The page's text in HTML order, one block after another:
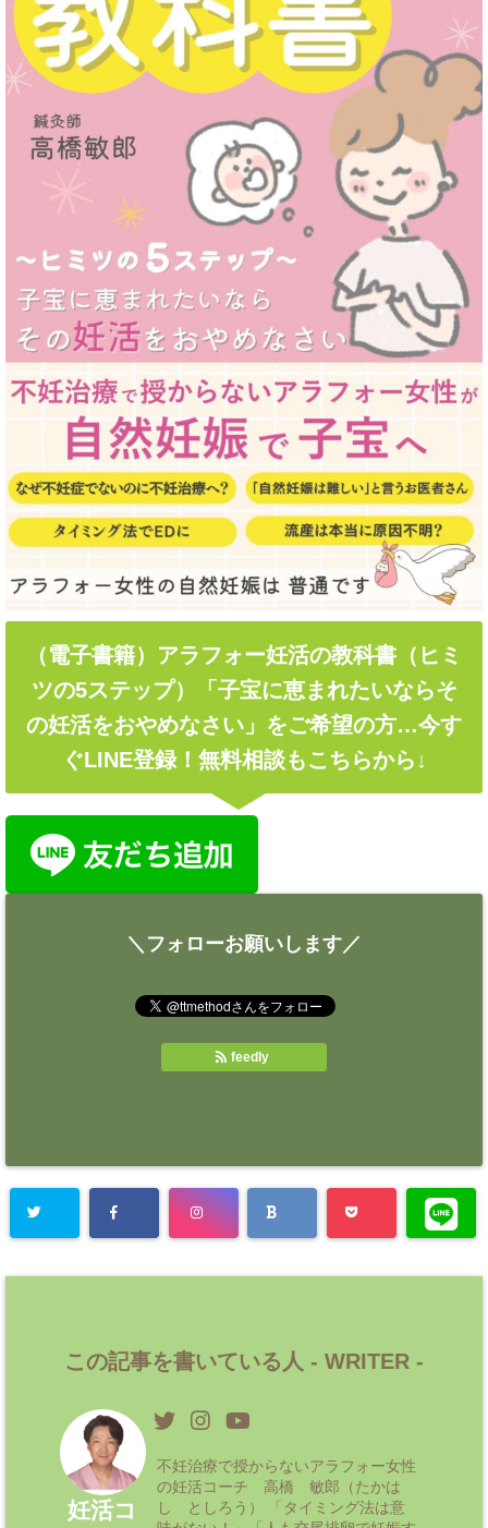
（電子書籍）アラフォー妊活の教科書（ヒミ
ツの5ステップ）「子宝に恵まれたいならそ
の妊活をおやめなさい」をご希望の方…今す
ぐLINE登録！無料相談もこちらから↓
＼フォローお願いします／
feedly
この記事を書いている人 - WRITER -
妊活コ
不妊治療で授からないアラフォー女性
の妊活コーチ 高橋 敏郎（たかは
し としろう） 「タイミング法は意